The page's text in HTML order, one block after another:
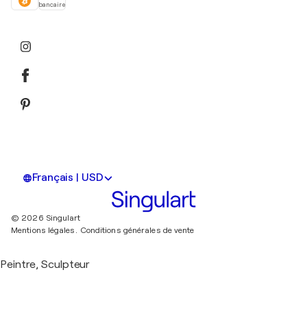
bancaire
Français | USD
© 2026 Singulart
Mentions légales. Conditions générales de vente
Peintre, Sculpteur